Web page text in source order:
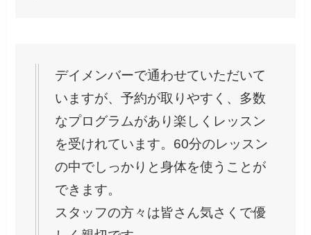
デイメンバーで通わせていただいて
いますが、予約が取りやすく、多数
なプログラムがあり楽しくレッスン
を受けれています。60分のレッスン
の中でしっかりと身体を使うことが
できます。
スタッフの方々は皆さん気さくで優